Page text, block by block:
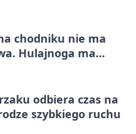
chodniku nie ma
Hulajnoga ma
odbiera czas na
szybkiego ruchu